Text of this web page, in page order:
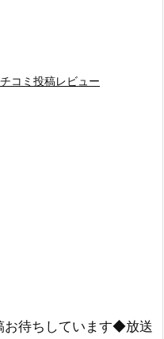
コミ投稿レビュー
お待ちしています◆放送